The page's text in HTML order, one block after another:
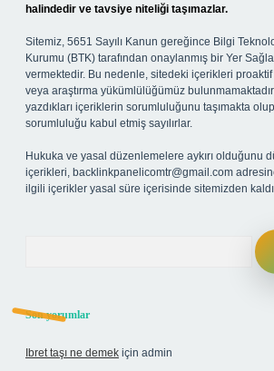
halindedir ve tavsiye niteliği taşımazlar.
Sitemiz, 5651 Sayılı Kanun gereğince Bilgi
Kurumu (BTK) tarafından onaylanmış bir Yer
vermektedir. Bu nedenle, sitedeki içerikleri
veya araştırma yükümlülüğümüz
yazdıkları içeriklerin sorumluluğunu taşımakta
sorumluluğu kabul etmiş sayılırlar.
Hukuka ve yasal düzenlemelere aykırı olduğunu
içerikleri, backlinkpanelicomtr@gmail.com
ilgili içerikler yasal süre içerisinde sitemizden
Son yorumlar
Ibret taşı ne demek için admin